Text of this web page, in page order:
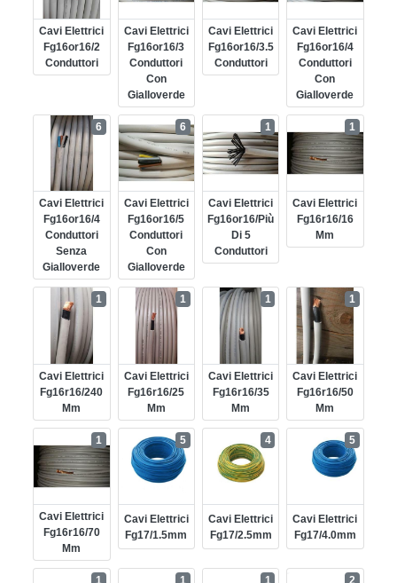
Cavi Elettrici
Fg16or16/2
Conduttori
Cavi Elettrici
Fg16or16/3
Conduttori
Con
Gialloverde
Cavi Elettrici
Fg16or16/3.5
Conduttori
Cavi Elettrici
Fg16or16/4
Conduttori
Con
Gialloverde
Cavi Elettrici
Fg16or16/4
Conduttori
Senza
Gialloverde
6
Cavi Elettrici
Fg16or16/5
Conduttori
Con
Gialloverde
6
Cavi Elettrici
Fg16or16/più
Di 5
Conduttori
1
Cavi Elettrici
Fg16r16/16
Mm
1
Cavi Elettrici
Fg16r16/240
Mm
1
Cavi Elettrici
Fg16r16/25
Mm
1
Cavi Elettrici
Fg16r16/35
Mm
1
Cavi Elettrici
Fg16r16/50
Mm
1
Cavi Elettrici
Fg16r16/70
Mm
1
Cavi Elettrici
Fg17/1.5mm
5
Cavi Elettrici
Fg17/2.5mm
4
Cavi Elettrici
Fg17/4.0mm
5
1 1 1 2